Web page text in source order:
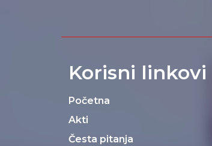
Korisni linkovi
Početna
Akti
Česta pitanja